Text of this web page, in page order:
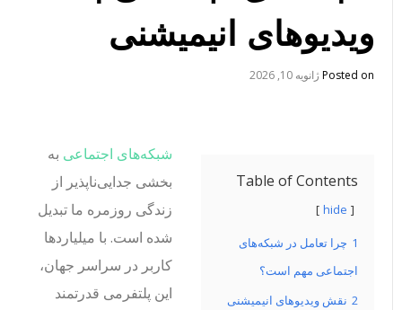
ویدیوهای انیمیشنی
Posted onژانویه 10, 2026
Table of Contents
hide
چرا تعامل در شبکه‌های
اجتماعی مهم است؟
نقش ویدیوهای انیمیشنی
شبکه‌های اجتماعیبه
بخشی جدایی‌ناپذیر از
زندگی روزمره ما تبدیل
شده است. با میلیاردها
کاربر در سراسر جهان،
این پلتفرمی قدرتمند